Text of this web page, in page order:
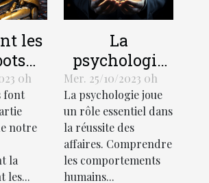
les
0h
font
notre
la
les...
La
psychologie
de l'efficacité
en affaires
Mer. 25/10/2023 0h
La psychologie joue
un rôle essentiel dans
la réussite des
affaires. Comprendre
les comportements
humains...